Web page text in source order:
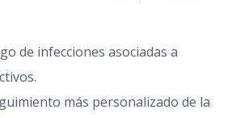
de infecciones asociadas a
más personalizado de la